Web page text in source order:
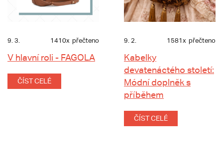
9. 3. 1410x přečteno
V hlavní roli - FAGOLA
ČÍST CELÉ
9. 2. 1581x přečteno
Kabelky
devatenáctého století:
Módní doplněk s
příběhem
ČÍST CELÉ